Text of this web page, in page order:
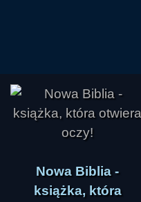
Nowa Biblia -
książka, która